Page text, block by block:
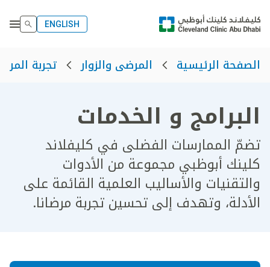
ENGLISH
الصفحة الرئيسية المرضى والزوار تجربة
البرامج و الخدمات
تضمّ الممارسات الفضلى في كليفلاند
كلينك أبوظبي مجموعة من الأدوات
والتقنيات والأساليب العلمية القائمة على
الأدلة، وتهدف إلى تحسين تجربة مرضانا.